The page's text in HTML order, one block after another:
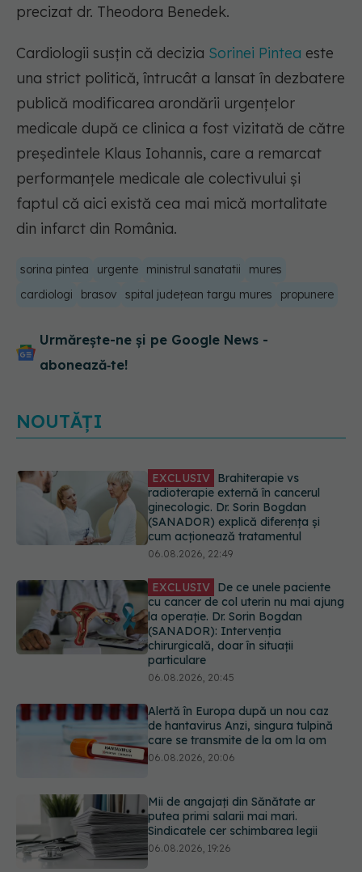
precizat dr. Theodora Benedek.
Cardiologii susţin că decizia Sorinei Pintea este
una strict politică, întrucât a lansat în dezbatere
publică modificarea arondării urgenţelor
medicale după ce clinica a fost vizitată de către
preşedintele Klaus Iohannis, care a remarcat
performanţele medicale ale colectivului şi
faptul că aici există cea mai mică mortalitate
din infarct din România.
sorina pintea urgente ministrul sanatatii
mures
cardiologi
brasov spital județean targu mures propunere
Urmărește-ne și pe Google News -
abonează‑te!
NOUTĂȚI
EXCLUSIV De ce unele paciente
cu cancer de col uterin nu mai ajung
la operație. Dr. Sorin Bogdan
(SANADOR): Intervenția
chirurgicală, doar în situații
particulare
Alertă în Europa după un nou caz
de hantavirus Anzi, singura tulpină
care se transmite de la om la om
06.08.2026, 20:06
putea primi salarii mai mari.
Sindicatele cer schimbarea legii
06.08.2026, 19:26
care pot fi tratate fără operație. Dr.
Sorin Bogdan (SANADOR): Chirurgia
este indicată doar punctual, pentru
anumite categorii de paciente